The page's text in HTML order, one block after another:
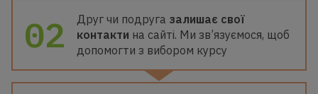
02 Друг чи подруга залишає свої
контакти на сайті. Ми зв’язуємося, щоб
допомогти з вибором курсу